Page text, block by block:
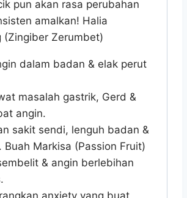
pun akan rasa perubahan
amalkan! Halia
(Zingiber Zerumbet)
dalam badan & elak perut
masalah gastrik, Gerd &
angin.
sakit sendi, lenguh badan &
Buah Markisa (Passion Fruit)
& angin berlebihan
anxiety yang buat